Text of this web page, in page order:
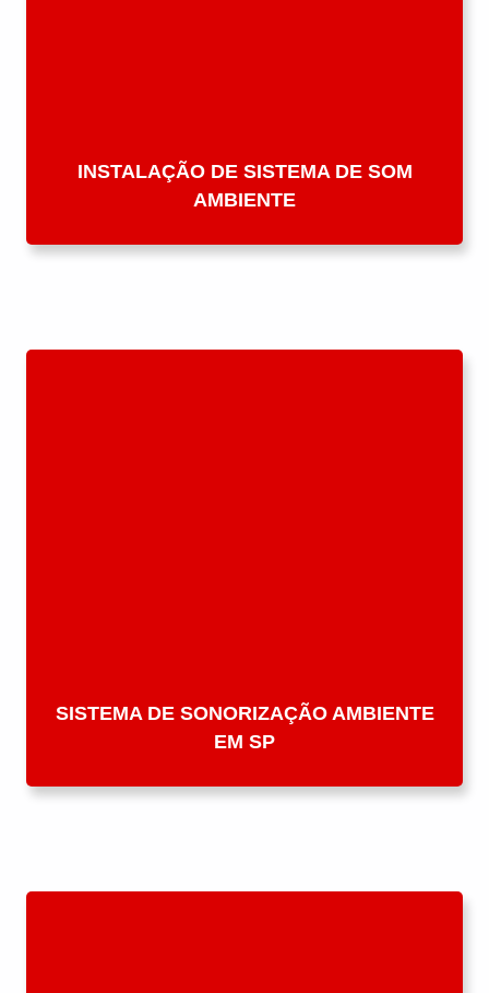
INSTALAÇÃO DE SISTEMA DE SOM
AMBIENTE
SISTEMA DE SONORIZAÇÃO AMBIENTE
EM SP